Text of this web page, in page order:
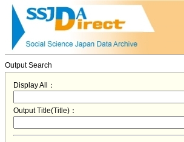
Output Search
Display All：
Output Title(Title)：